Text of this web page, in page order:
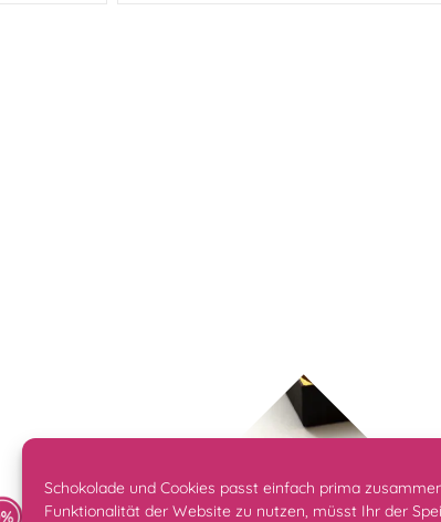
Schokolade und Cookies passt einfach prima
Funktionalität der Website zu nutzen, müsst Ihr der
Schokoladentaler – Salzkaramell